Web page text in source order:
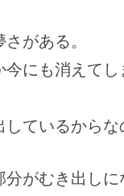
がある。
にも消えて
ているからな
がむき出しに